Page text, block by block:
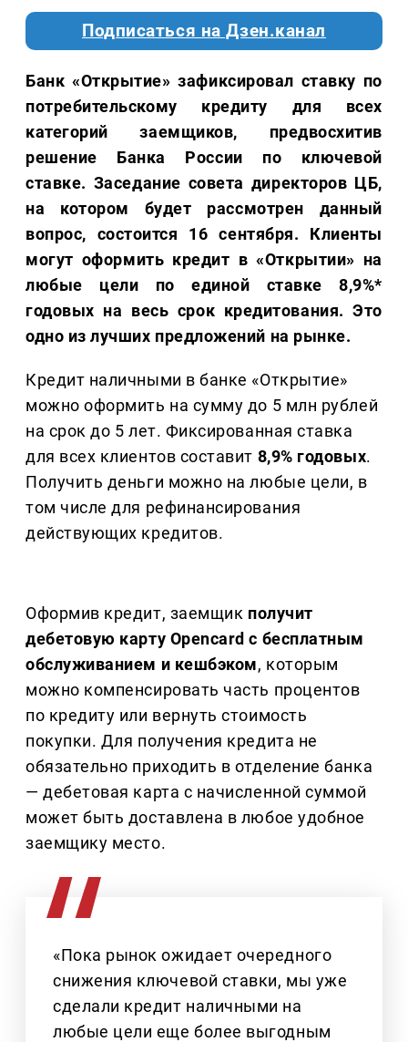
Подписаться на Дзен.канал
Банк «Открытие» зафиксировал ставку по
потребительскому кредиту для всех
категорий заемщиков, предвосхитив
решение Банка России по ключевой
ставке. Заседание совета директоров ЦБ,
на котором будет рассмотрен данный
вопрос, состоится 16 сентября. Клиенты
могут оформить кредит в «Открытии» на
любые цели по единой ставке 8,9%*
годовых на весь срок кредитования. Это
одно из лучших предложений на рынке.
Кредит наличными в банке «Открытие»
можно оформить на сумму до 5 млн рублей
на срок до 5 лет. Фиксированная ставка
для всех клиентов составит 8,9% годовых.
Получить деньги можно на любые цели, в
том числе для рефинансирования
действующих кредитов.
Оформив кредит, заемщик получит
дебетовую карту Opencard с бесплатным
обслуживанием и кешбэком, которым
можно компенсировать часть процентов
по кредиту или вернуть стоимость
покупки. Для получения кредита не
обязательно приходить в отделение банка
— дебетовая карта с начисленной суммой
может быть доставлена в любое удобное
заемщику место.
«Пока рынок ожидает очередного
снижения ключевой ставки, мы уже
сделали кредит наличными на
любые цели еще более выгодным